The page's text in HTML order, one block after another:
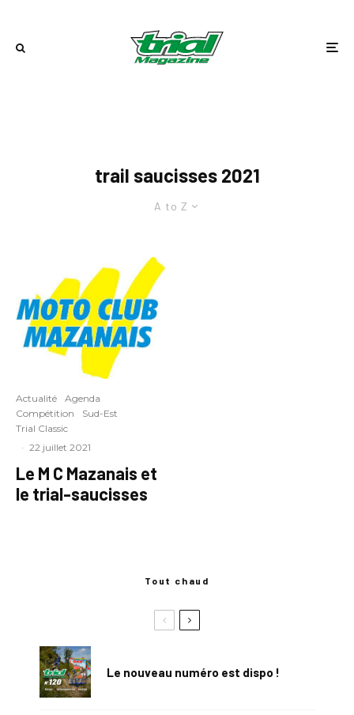
trail saucisses 2021
A to Z
Actualité
Agenda
Compétition
Sud-Est
Trial Classic
· 22 juillet 2021
Le M C Mazanais et
le trial-saucisses
Tout chaud
Le nouveau numéro est dispo !